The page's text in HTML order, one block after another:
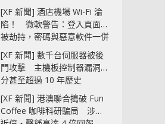
[XF 新聞] 酒店機場 Wi-Fi 淪
陷！ 微軟警告：登入頁面可
被劫持，密碼與惡意軟件一併
中招
[XF 新聞] 數千台伺服器被後
門攻擊 主機板控制器漏洞部
分甚至超過 10 年歷史
[XF 新聞] 港澳聯合搗破 Fun
Coffee 咖啡科研騙局 涉款